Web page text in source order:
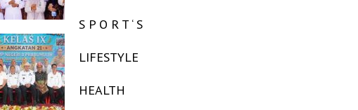
S P O R T ‘ S
LIFESTYLE
HEALTH